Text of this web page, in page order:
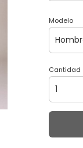
Modelo
Cantidad